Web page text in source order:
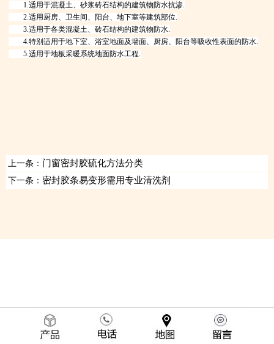
1.适用于混凝土、砂浆砖石结构的建筑物防水抗渗.
2.适用厨房、卫生间、阳台、地下室等建筑部位.
3.适用于各类混凝土、砖石结构的建筑物防水.
4.特别适用于地下室、浴室地面及墙面、厨房、阳台等吸收性表面的防水.
5.适用于地板采暖系统地面防水工程.
上一条： 门窗密封胶硫化方法分类
下一条： 密封胶条易变形需用专业清洗剂